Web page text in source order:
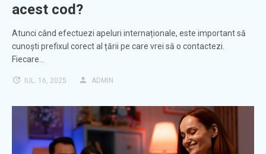
acest cod?
Atunci când efectuezi apeluri internaționale, este important să
cunoști prefixul corect al țării pe care vrei să o contactezi.
Fiecare…
IUL. 16, 2025 ADMIN